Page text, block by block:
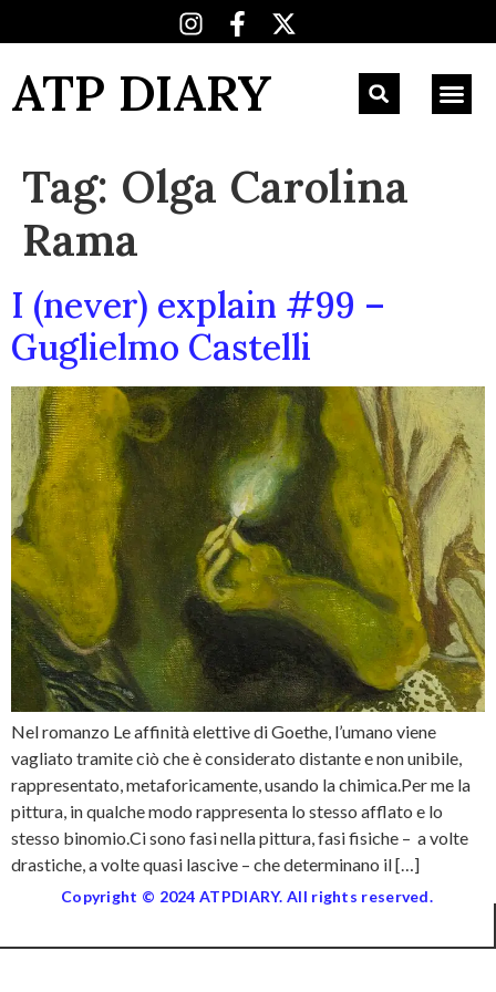
ATP DIARY
Tag: Olga Carolina
Rama
I (never) explain #99 –
Guglielmo Castelli
Nel romanzo Le affinità elettive di Goethe, l’umano viene
vagliato tramite ciò che è considerato distante e non unibile,
rappresentato, metaforicamente, usando la chimica.Per me la
pittura, in qualche modo rappresenta lo stesso afflato e lo
stesso binomio.Ci sono fasi nella pittura, fasi fisiche – a volte
drastiche, a volte quasi lascive – che determinano il […]
Copyright © 2024 ATPDIARY. All rights reserved.